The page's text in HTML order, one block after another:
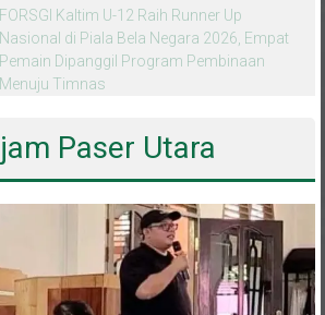
Menempa Generasi Muda Berkarakter Luhur
di Bumi Perkemahan Makroman Indah
melalui CAI ke-47